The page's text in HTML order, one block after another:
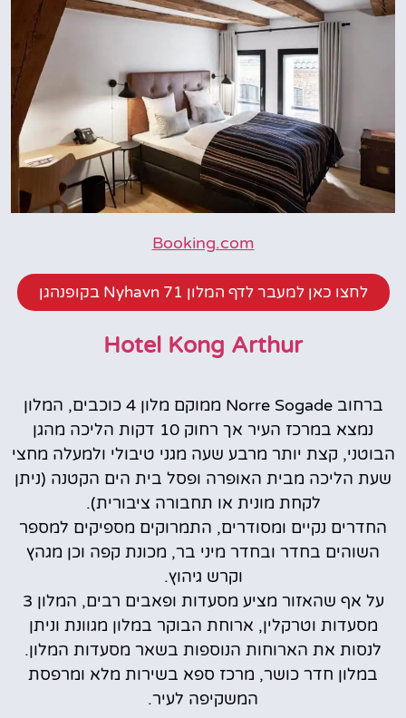
Booking.com
לחצו כאן למעבר לדף המלון 71 Nyhavn בקופנהגן
Hotel Kong Arthur
ברחוב Norre Sogade ממוקם מלון 4 כוכבים, המלון
נמצא במרכז העיר אך רחוק 10 דקות הליכה מהגן
הבוטני, קצת יותר מרבע שעה מגני טיבולי ולמעלה מחצי
שעת הליכה מבית האופרה ופסל בית הים הקטנה (ניתן
לקחת מונית או תחבורה ציבורית).
החדרים נקיים ומסודרים, התמרוקים מספיקים למספר
השוהים בחדר ובחדר מיני בר, מכונת קפה וכן מגהץ
וקרש גיהוץ.
על אף שהאזור מציע מסעדות ופאבים רבים, המלון 3
מסעדות וטרקלין, ארוחת הבוקר במלון מגוונת וניתן
לנסות את הארוחות הנוספות בשאר מסעדות המלון.
במלון חדר כושר, מרכז ספא בשירות מלא ומרפסת
המשקיפה לעיר.